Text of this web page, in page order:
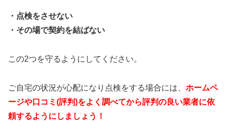
・点検をさせない
・その場で契約を結ばない
この2つを守るようにしてください。
ご自宅の状況が心配になり点検をする場合には、 ホームペ
ージや口コミ(評判)をよく調べてから評判の良い業者に依
頼するようにしましょう！